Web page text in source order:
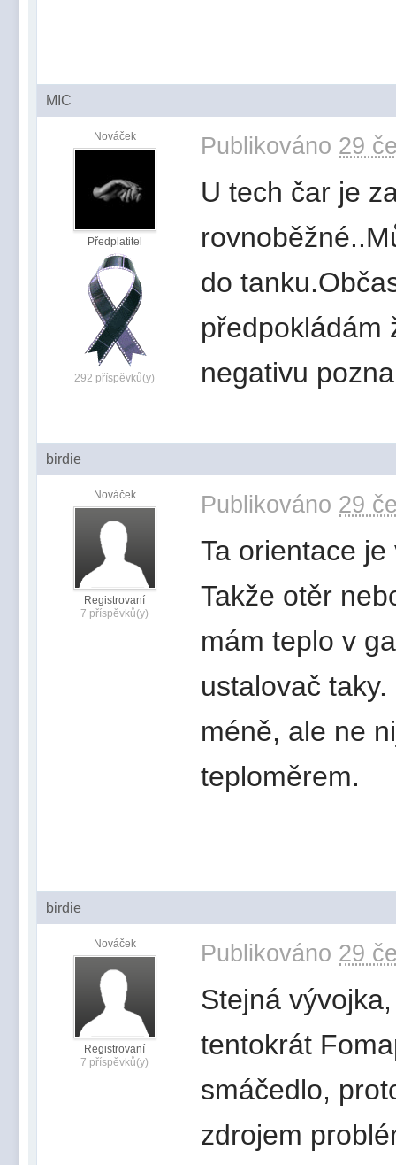
MIC
Nováček
Předplatitel
292 příspěvků(y)
Publikováno 29
U tech čar je
do
předpokládám
negativu
birdie
Nováček
Registrovaní
7 příspěvků(y)
Publikováno 29
Ta orientace
Takže otěr
mám teplo v
ustalovač
méně, ale ne
teploměrem.
birdie
Nováček
Registrovaní
7 příspěvků(y)
Publikováno 29
Stejná
tentokrát
smáčedlo,
zdrojem